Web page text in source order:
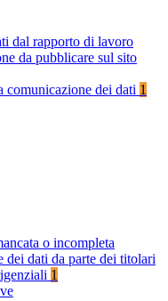
dal rapporto di lavoro
da pubblicare sul sito
comunicazione dei dati 1
o incompleta
dei dati da parte dei titolari
1